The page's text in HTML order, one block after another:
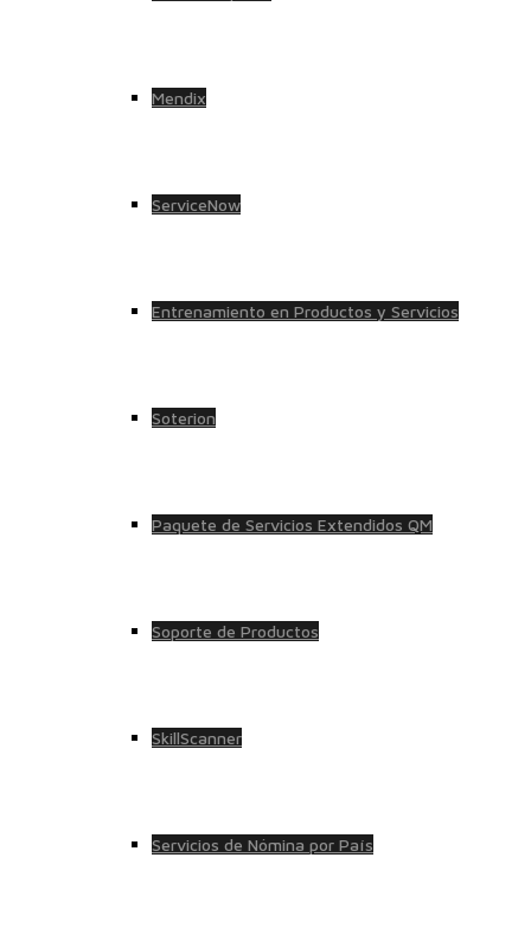
Mendix
ServiceNow
Entrenamiento en Productos y Servicios
Soterion
Paquete de Servicios Extendidos QM
Soporte de Productos
SkillScanner
Servicios de Nómina por País